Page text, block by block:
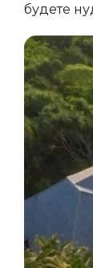
будете